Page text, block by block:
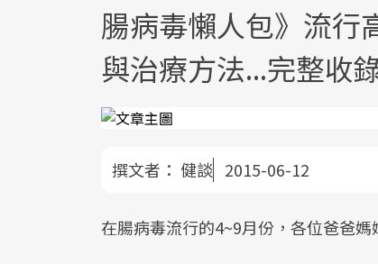
腸病毒懶人包》流行
與治療方法...完整收
撰文者： 健談 2015-06-12
在腸病毒流行的4~9月份，各位爸爸